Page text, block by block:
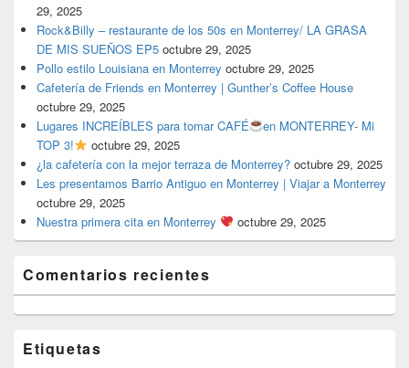
29, 2025
Rock&Billy – restaurante de los 50s en Monterrey/ LA GRASA
DE MIS SUEÑOS EP5 octubre 29, 2025
Pollo estilo Louisiana en Monterrey octubre 29, 2025
Cafetería de Friends en Monterrey | Gunther’s Coffee House
octubre 29, 2025
Lugares INCREÍBLES para tomar CAFÉ
en MONTERREY- Mi
TOP 3!
octubre 29, 2025
¿la cafetería con la mejor terraza de Monterrey? octubre 29, 2025
Les presentamos Barrio Antiguo en Monterrey | Viajar a Monterrey
octubre 29, 2025
Nuestra primera cita en Monterrey
octubre 29, 2025
Comentarios recientes
Etiquetas